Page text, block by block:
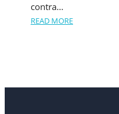
contra…
READ MORE